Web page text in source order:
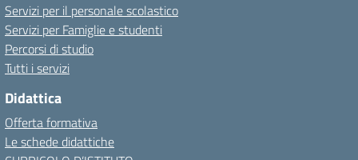
Servizi per il personale scolastico
Servizi per Famiglie e studenti
Percorsi di studio
Tutti i servizi
Didattica
Offerta formativa
Le schede didattiche